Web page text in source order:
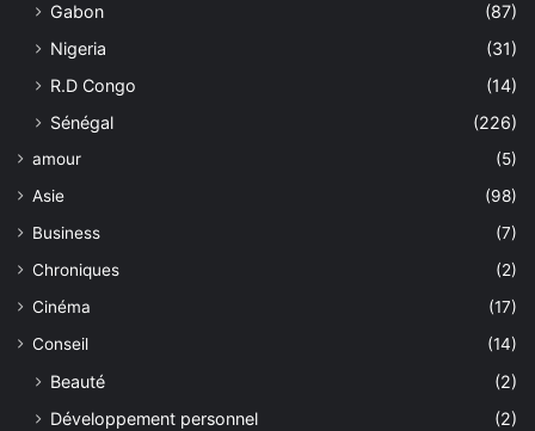
Gabon
(87)
Nigeria
(31)
R.D Congo
(14)
Sénégal
(226)
amour
(5)
Asie
(98)
Business
(7)
Chroniques
(2)
Cinéma
(17)
Conseil
(14)
Beauté
(2)
Développement personnel
(2)